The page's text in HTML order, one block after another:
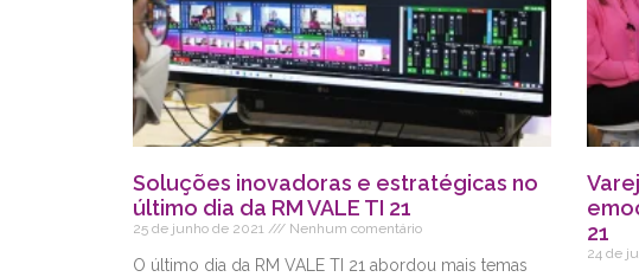
Soluções inovadoras e estratégicas no
último dia da RM VALE TI 21
25 de junho de 2021 Nenhum comentário
O último dia da RM VALE TI 21 abordou mais temas
21
24 de